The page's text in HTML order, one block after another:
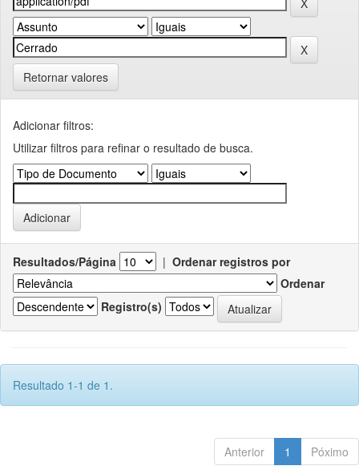
Retornar valores
Adicionar filtros:
Utilizar filtros para refinar o resultado de busca.
Resultados/Página | Ordenar registros por
Ordenar
Registro(s)
Resultado 1-1 de 1.
Anterior 1 Póximo